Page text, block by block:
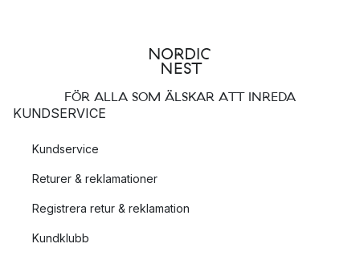
FÖR ALLA SOM ÄLSKAR ATT INREDA
KUNDSERVICE
Kundservice
Returer & reklamationer
Registrera retur & reklamation
Kundklubb